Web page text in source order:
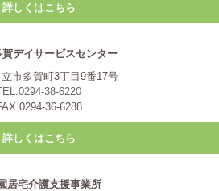
詳しくはこちら
賀デイサービスセンター
市多賀町3丁目9番17号
38-6220
36-6288
詳しくはこちら
居宅介護支援事業所